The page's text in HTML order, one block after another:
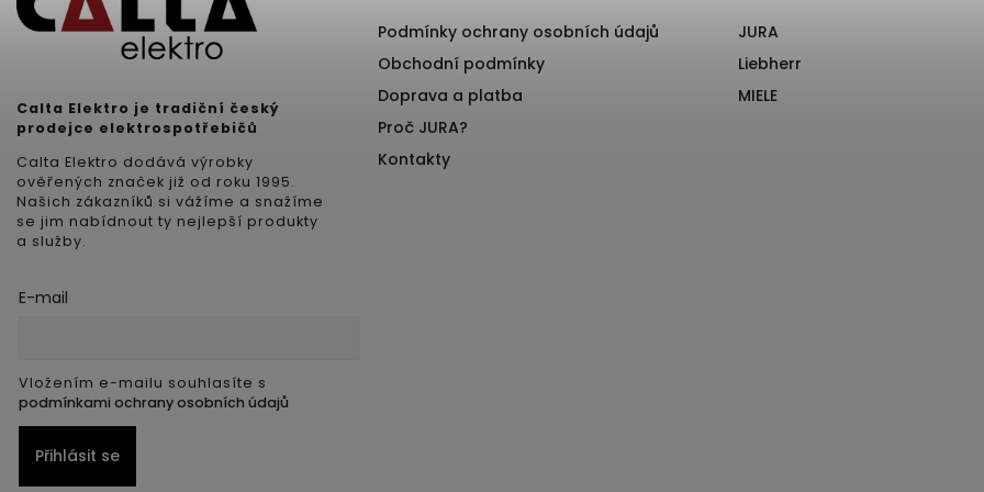
Calta Elektro je tradiční český
prodejce elektrospotřebičů
Calta Elektro dodává výrobky
ověřených značek již od roku 1995.
Našich zákazníků si vážíme a snažíme
se jim nabídnout ty nejlepší produkty
a služby.
Podmínky ochrany osobních údajů
Obchodní podmínky
Doprava a platba
Proč JURA?
Kontakty
JURA
Liebherr
MIELE
E-mail
Vložením e-mailu souhlasíte s
podmínkami ochrany osobních údajů
Přihlásit se